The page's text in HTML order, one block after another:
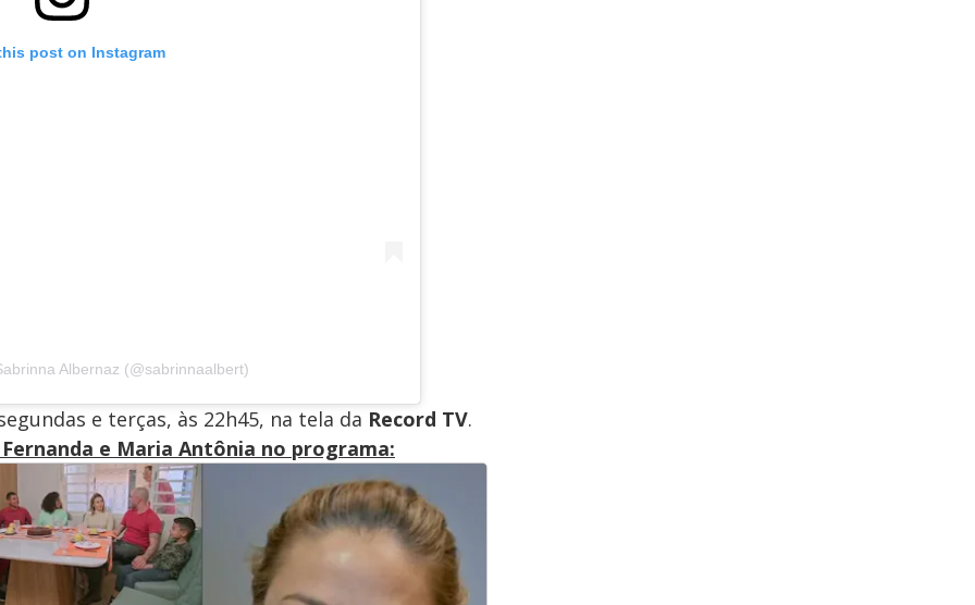
post on Instagram
Albernaz (@sabrinnaalbert)
e terças, às 22h45, na tela da Record TV.
e Maria Antônia no programa: